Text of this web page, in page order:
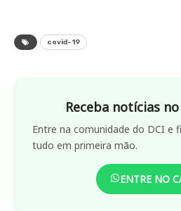
covid-19
Receba notícias
Entre na comunidade do DCI e
tudo em primeira mão.
ENTRE NO